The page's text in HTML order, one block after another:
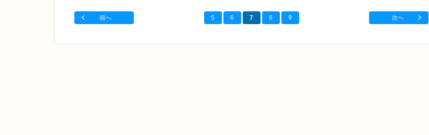
前へ 5 6 7 8 9 次へ